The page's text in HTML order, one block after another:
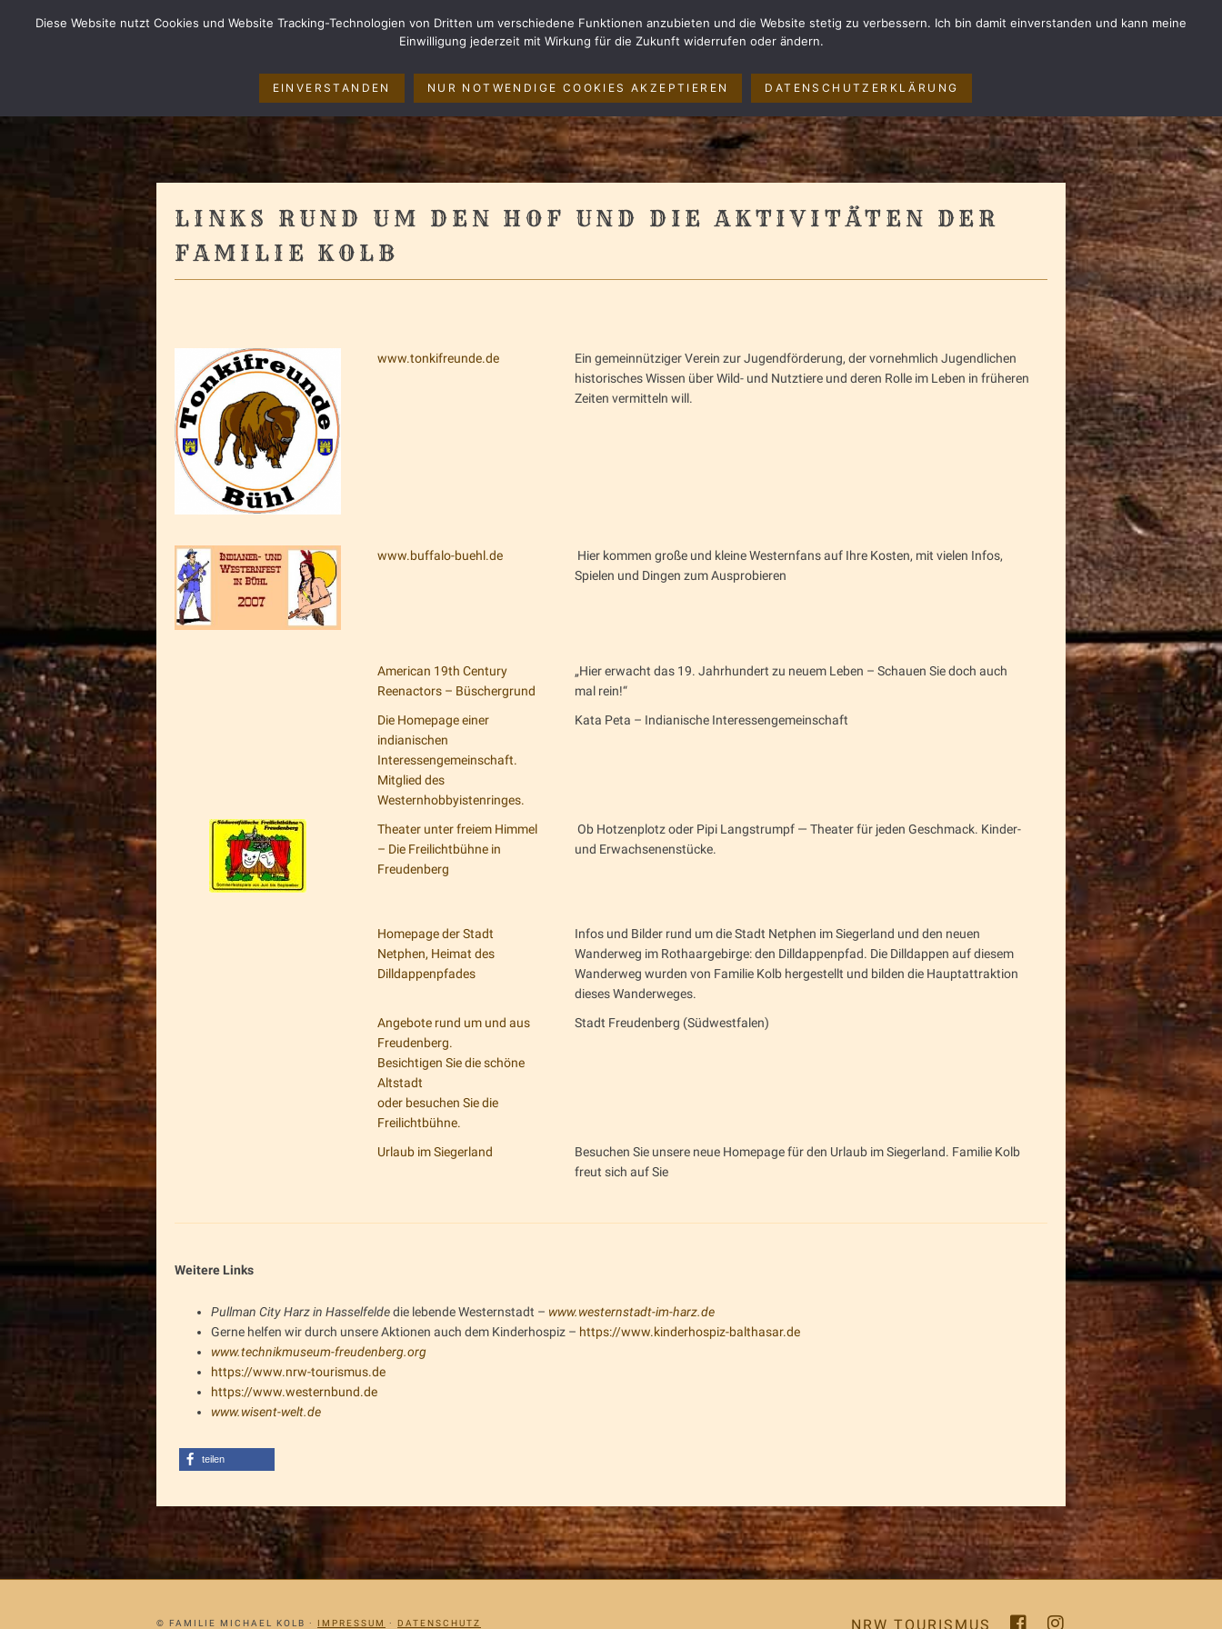
BISONS IM SIEGERLAND
LINKS RUND UM DEN HOF UND DIE AKTIVITÄTEN DER
FAMILIE KOLB
www.tonkifreunde.de
Ein gemeinnütziger Verein zur Jugendförderung, der vornehmlich Jugendlichen
historisches Wissen über Wild- und Nutztiere und deren Rolle im Leben in früheren
Zeiten vermitteln will.
www.buffalo-buehl.de
Hier kommen große und kleine Westernfans auf Ihre Kosten, mit vielen Infos,
Spielen und Dingen zum Ausprobieren
American 19th Century
Reenactors – Büschergrund
„Hier erwacht das 19. Jahrhundert zu neuem Leben – Schauen Sie doch auch
mal rein!“
Die Homepage einer
indianischen
Interessengemeinschaft.
Mitglied des
Westernhobbyistenringes.
Kata Peta – Indianische Interessengemeinschaft
Theater unter freiem Himmel
– Die Freilichtbühne in
Freudenberg
Ob Hotzenplotz oder Pipi Langstrumpf — Theater für jeden Geschmack. Kinder-
und Erwachsenenstücke.
Homepage der Stadt
Netphen, Heimat des
Dilldappenpfades
Infos und Bilder rund um die Stadt Netphen im Siegerland und den neuen
Wanderweg im Rothaargebirge: den Dilldappenpfad. Die Dilldappen auf diesem
Wanderweg wurden von Familie Kolb hergestellt und bilden die Hauptattraktion
dieses Wanderweges.
Angebote rund um und aus
Freudenberg.
Besichtigen Sie die schöne
Altstadt
oder besuchen Sie die
Freilichtbühne.
Stadt Freudenberg (Südwestfalen)
Urlaub im Siegerland
Besuchen Sie unsere neue Homepage für den Urlaub im Siegerland. Familie Kolb
freut sich auf Sie
Weitere Links
Pullman City Harz in Hasselfeldedie lebende Westernstadt – www.westernstadt-im-harz.de
Gerne helfen wir durch unsere Aktionen auch dem Kinderhospiz – https://www.kinderhospiz-balthasar.de
www.technikmuseum-freudenberg.org
https://www.nrw-tourismus.de
https://www.westernbund.de
www.wisent-welt.de
teilen
© FAMILIE MICHAEL KOLB · IMPRESSUM · DATENSCHUTZ NRW TOURISMUS
Diese Website nutzt Cookies und Website Tracking-Technologien von Dritten um verschiedene Funktionen anzubieten und die Website stetig zu verbessern. Ich bin damit einverstanden und kann meine
Einwilligung jederzeit mit Wirkung für die Zukunft widerrufen oder ändern.
EINVERSTANDEN NUR NOTWENDIGE COOKIES AKZEPTIEREN DATENSCHUTZERKLÄRUNG